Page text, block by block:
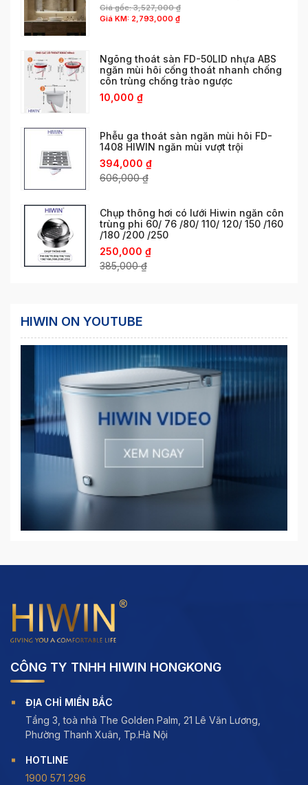
Giá gốc:3,527,000₫
Giá KM: 2,793,000 ₫
Ngõng thoát sàn FD-50LID nhựa ABS
ngăn mùi hôi cống thoát nhanh chống
côn trùng chống trào ngược
10,000 ₫
Phễu ga thoát sàn ngăn mùi hôi FD-
1408 HIWIN ngăn mùi vượt trội
394,000 ₫
606,000₫
Chụp thông hơi có lưới Hiwin ngăn côn
trùng phi 60/ 76 /80/ 110/ 120/ 150 /160
/180 /200 /250
250,000 ₫
385,000₫
HIWIN ON YOUTUBE
CÔNG TY TNHH HIWIN HONGKONG
ĐỊA CHỈ MIỀN BẮC
Tầng 3, toà nhà The Golden Palm, 21 Lê Văn Lương,
Phường Thanh Xuân, Tp.Hà Nội
HOTLINE
1900 571 296